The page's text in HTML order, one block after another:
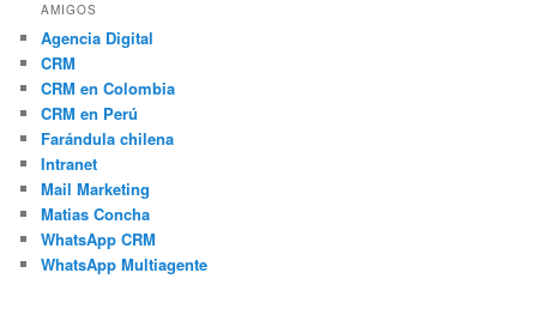
AMIGOS
Agencia Digital
CRM
CRM en Colombia
CRM en Perú
Farándula chilena
Intranet
Mail Marketing
Matias Concha
WhatsApp CRM
WhatsApp Multiagente